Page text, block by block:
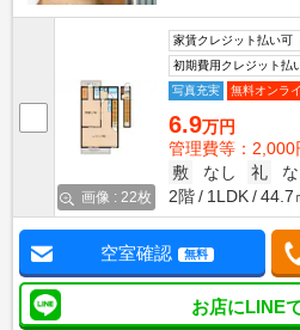
画像 : 22枚
家賃クレジット払い可
初期費用クレジット払
写真充実
無料オンラ
6.9万円
管理費等：2,000
敷
なし 礼
2階
1LDK 44.7
空室確認 無料
お店にLINE